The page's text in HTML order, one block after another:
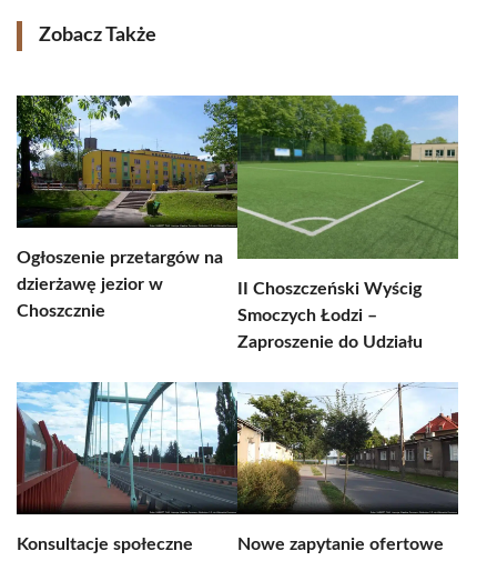
Zobacz Także
Ogłoszenie przetargów na
dzierżawę jezior w
Choszcznie
II Choszczeński Wyścig
Smoczych Łodzi –
Zaproszenie do Udziału
Konsultacje społeczne
Nowe zapytanie ofertowe